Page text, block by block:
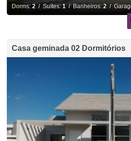
Dorms: 2/ Suítes:1/ Banheiros: 2/
Casa geminada 02 Dormitórios